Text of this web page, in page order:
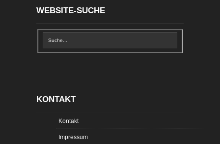
WEBSITE-SUCHE
KONTAKT
Kontakt
Impressum